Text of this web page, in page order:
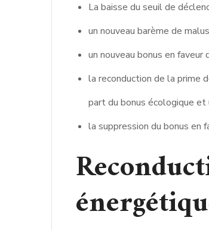
La baisse du seuil de
un nouveau barème de
un nouveau bonus en
la reconduction de la prime
part du bonus écologique et
la suppression du bonus en